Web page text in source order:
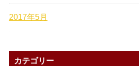
2017年5月
カテゴリー